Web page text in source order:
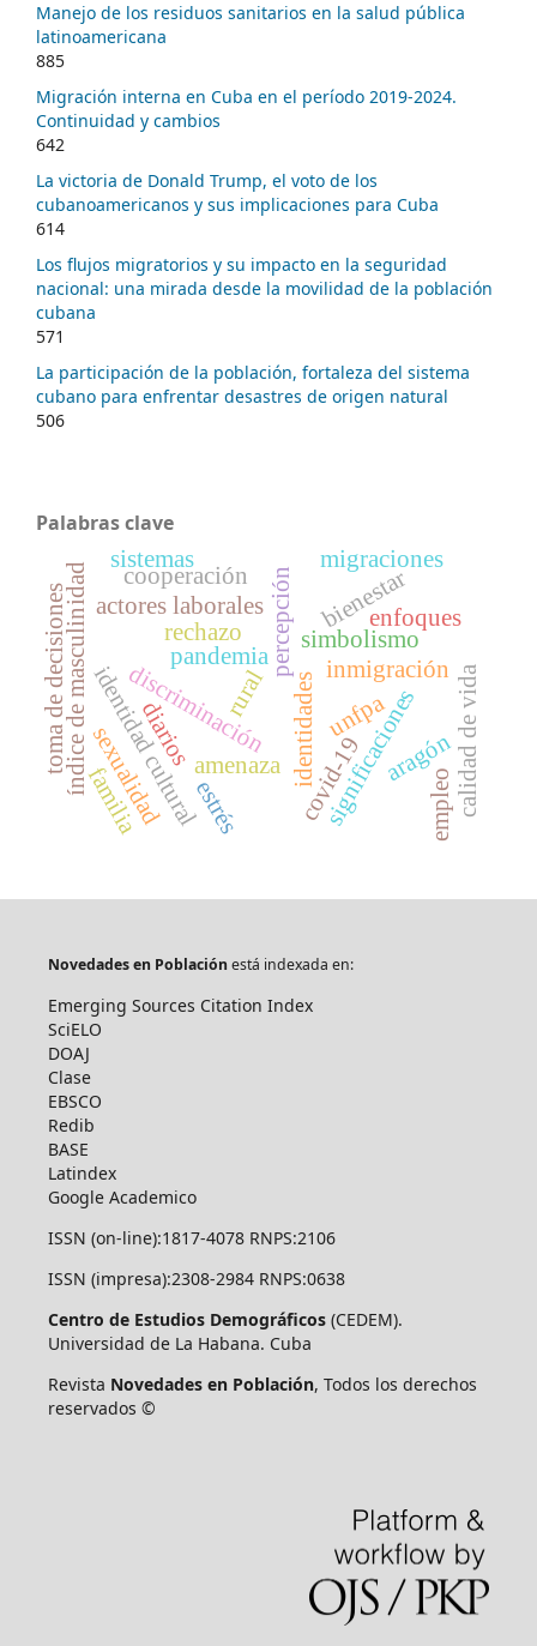
Manejo de los residuos sanitarios en la salud pública
latinoamericana
885
Migración interna en Cuba en el período 2019-2024.
Continuidad y cambios
642
La victoria de Donald Trump, el voto de los
cubanoamericanos y sus implicaciones para Cuba
614
Los flujos migratorios y su impacto en la seguridad
nacional: una mirada desde la movilidad de la población
cubana
571
La participación de la población, fortaleza del sistema
cubano para enfrentar desastres de origen natural
506
Palabras clave
rechazo
discriminación identidades
pandemia
covid-19
percepción
significaciones
amenaza
identidad cultural inmigración
simbolismo
bienestar
actores laborales
cooperación
índice de masculinidadsexualidad
toma de decisiones unfpa
aragón
migraciones
rural
diarios
estrés calidad de vida
familia empleo
enfoques
sistemas
Novedades en Poblaciónestá indexada en:
Emerging Sources Citation Index
SciELO
DOAJ
Clase
EBSCO
Redib
BASE
Latindex
Google Academico
ISSN (on-line):1817-4078 RNPS:2106
ISSN (impresa):2308-2984 RNPS:0638
Centro de Estudios Demográficos(CEDEM).
Universidad de La Habana. Cuba
Revista Novedades en Población, Todos los derechos
reservados ©